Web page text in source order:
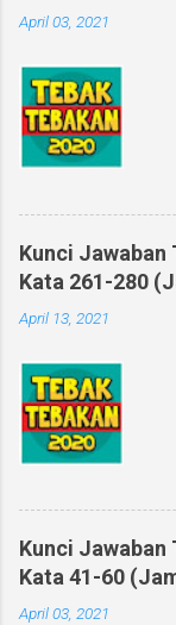
April 03, 2021
Kunci Jawaban
Kata 261-280
April 13, 2021
Kunci Jawaban
Kata 41-60
April 03, 2021